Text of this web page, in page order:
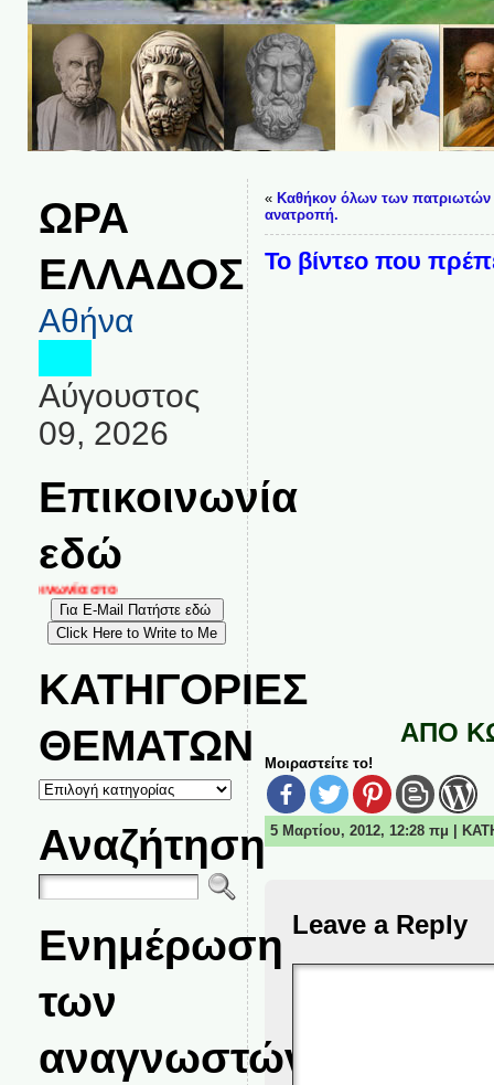
ΩΡΑ
ΕΛΛΑΔΟΣ
Αθήνα
Αύγουστος
09, 2026
Επικοινωνία
εδώ
στο
ΚΑΤΗΓΟΡΙΕΣ
ΘΕΜΑΤΩΝ
ΚΑΤΗΓΟΡΙΕΣ
ΘΕΜΑΤΩΝ
Αναζήτηση
Ενημέρωση
των
αναγνωστών.
« Καθήκον όλων των πατριωτών
ανατροπή.
Το βίντεο που
ΑΠΟ
Μοιραστείτε το!
5 Μαρτίου, 2012, 12:28 πμ |
Leave a Reply